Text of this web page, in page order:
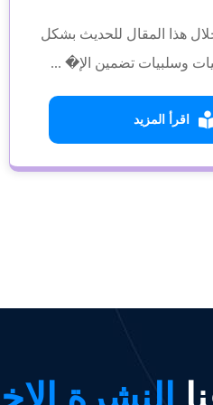
هذا المقال للحديث بشكل
وسلبيات تضمين الإ� ...
اقرأ المزيد